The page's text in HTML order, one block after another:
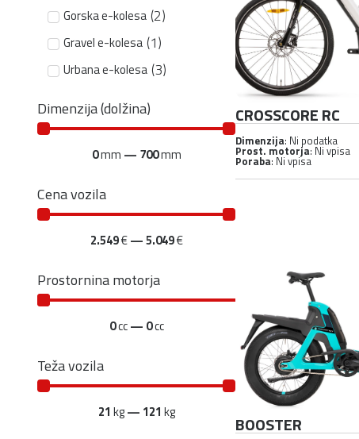
Gorska e-kolesa (2)
Gravel e-kolesa (1)
Urbana e-kolesa (3)
Dimenzija (dolžina)
0mm — 700mm
Cena vozila
2.549€—5.049€
Prostornina motorja
0cc— 0cc
Teža vozila
21 kg— 121 kg
CROSSCORE RC
Dimenzija: Ni podatka
Prost. motorja: Ni vpisa
Poraba: Ni vpisa
BOOSTER